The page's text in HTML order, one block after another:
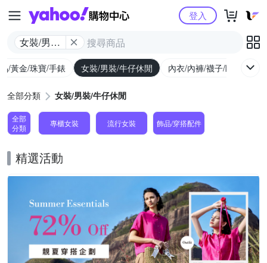
Yahoo購物中心
女裝/男裝/
登入
/黃金/珠寶/手錶 女裝/男裝/牛仔休閒 內衣/內褲/襪子/睡衣
全部分類 女裝/男裝/牛仔休閒
全部
分類
專櫃女裝 流行女裝 飾品​/​穿搭​配件
精選活動